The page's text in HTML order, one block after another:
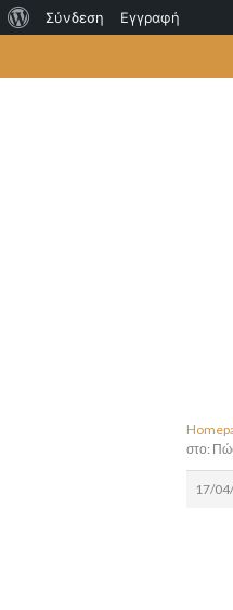
Σχετικά
Σύνδεση Εγγραφή
στο:
17/